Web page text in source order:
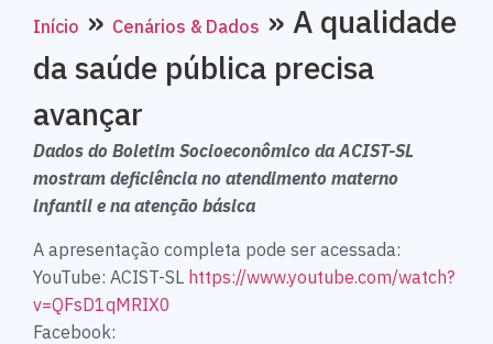
Início » Cenários & Dados » A qualidade
da saúde pública precisa
avançar
Dados do Boletim Socioeconômico da ACIST-SL
mostram deficiência no atendimento materno
infantil e na atenção básica
A apresentação completa pode ser acessada:
YouTube: ACIST-SL https://www.youtube.com/watch?
v=QFsD1qMRIX0
Facebook: